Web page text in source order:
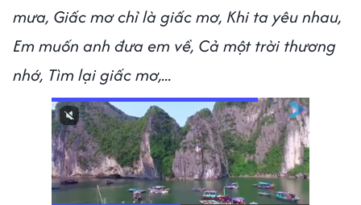
mưa, Giấc mơ chỉ là giấc mơ, Khi ta yêu nhau,
Em muốn anh đưa em về, Cả một trời thương
nhớ, Tìm lại giấc mơ,...